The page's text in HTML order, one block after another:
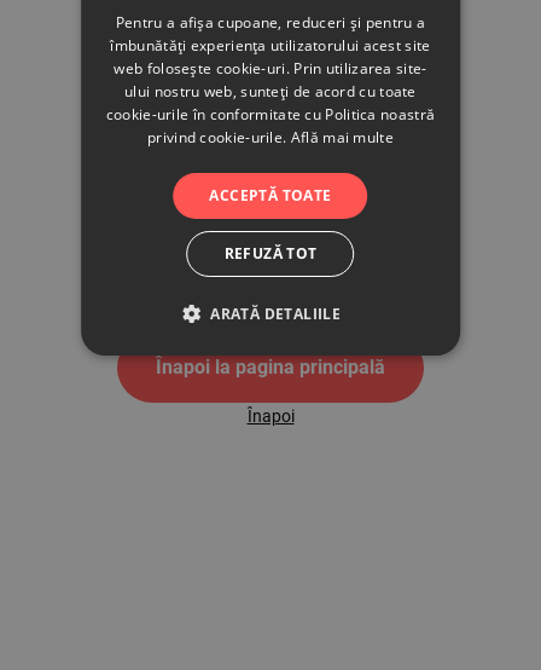
500
Înapoi la pagina principală
Înapoi
Pentru a afișa cupoane, reduceri și pentru a
îmbunătăți experiența utilizatorului acest site
web folosește cookie-uri. Prin utilizarea site-
ului nostru web, sunteți de acord cu toate
cookie-urile în conformitate cu Politica noastră
privind cookie-urile. Află mai multe
ACCEPTĂ TOATE
REFUZĂ TOT
ARATĂ DETALIILE